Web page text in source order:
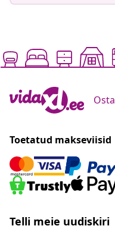
Toetatud makseviisid
Telli meie uudiskiri